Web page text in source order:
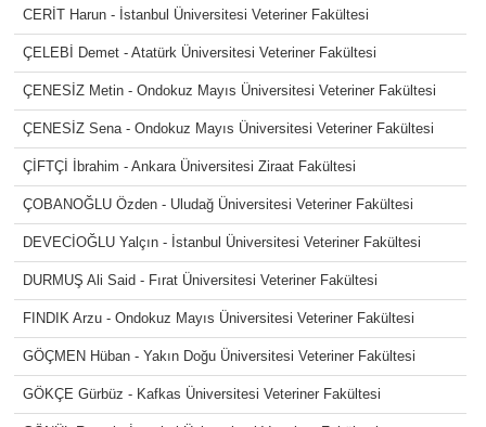
CERİT Harun - İstanbul Üniversitesi Veteriner Fakültesi
ÇELEBİ Demet - Atatürk Üniversitesi Veteriner Fakültesi
ÇENESİZ Metin - Ondokuz Mayıs Üniversitesi Veteriner Fakültesi
ÇENESİZ Sena - Ondokuz Mayıs Üniversitesi Veteriner Fakültesi
ÇİFTÇİ İbrahim - Ankara Üniversitesi Ziraat Fakültesi
ÇOBANOĞLU Özden - Uludağ Üniversitesi Veteriner Fakültesi
DEVECİOĞLU Yalçın - İstanbul Üniversitesi Veteriner Fakültesi
DURMUŞ Ali Said - Fırat Üniversitesi Veteriner Fakültesi
FINDIK Arzu - Ondokuz Mayıs Üniversitesi Veteriner Fakültesi
GÖÇMEN Hüban - Yakın Doğu Üniversitesi Veteriner Fakültesi
GÖKÇE Gürbüz - Kafkas Üniversitesi Veteriner Fakültesi